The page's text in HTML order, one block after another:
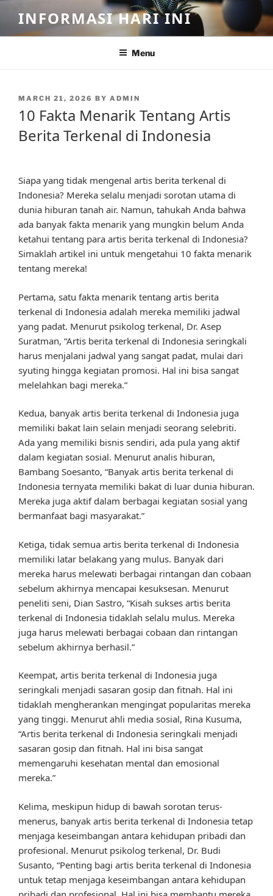
content
INFORMASI HARI INI
Menu
POSTED
MARCH 21, 2026 BY ADMIN
10 Fakta Menarik Tentang Artis
Berita Terkenal di Indonesia
Siapa yang tidak mengenal artis berita terkenal di
Indonesia? Mereka selalu menjadi sorotan utama di
dunia hiburan tanah air. Namun, tahukah Anda bahwa
ada banyak fakta menarik yang mungkin belum Anda
ketahui tentang para artis berita terkenal di Indonesia?
Simaklah artikel ini untuk mengetahui 10 fakta menarik
tentang mereka!
Pertama, satu fakta menarik tentang artis berita
terkenal di Indonesia adalah mereka memiliki jadwal
yang padat. Menurut psikolog terkenal, Dr. Asep
Suratman, “Artis berita terkenal di Indonesia seringkali
harus menjalani jadwal yang sangat padat, mulai dari
syuting hingga kegiatan promosi. Hal ini bisa sangat
melelahkan bagi mereka.”
Kedua, banyak artis berita terkenal di Indonesia juga
memiliki bakat lain selain menjadi seorang selebriti.
Ada yang memiliki bisnis sendiri, ada pula yang aktif
dalam kegiatan sosial. Menurut analis hiburan,
Bambang Soesanto, “Banyak artis berita terkenal di
Indonesia ternyata memiliki bakat di luar dunia hiburan.
Mereka juga aktif dalam berbagai kegiatan sosial yang
bermanfaat bagi masyarakat.”
Ketiga, tidak semua artis berita terkenal di Indonesia
memiliki latar belakang yang mulus. Banyak dari
mereka harus melewati berbagai rintangan dan cobaan
sebelum akhirnya mencapai kesuksesan. Menurut
peneliti seni, Dian Sastro, “Kisah sukses artis berita
terkenal di Indonesia tidaklah selalu mulus. Mereka
juga harus melewati berbagai cobaan dan rintangan
sebelum akhirnya berhasil.”
Keempat, artis berita terkenal di Indonesia juga
seringkali menjadi sasaran gosip dan fitnah. Hal ini
tidaklah mengherankan mengingat popularitas mereka
yang tinggi. Menurut ahli media sosial, Rina Kusuma,
“Artis berita terkenal di Indonesia seringkali menjadi
sasaran gosip dan fitnah. Hal ini bisa sangat
memengaruhi kesehatan mental dan emosional
mereka.”
Kelima, meskipun hidup di bawah sorotan terus-
menerus, banyak artis berita terkenal di Indonesia tetap
menjaga keseimbangan antara kehidupan pribadi dan
profesional. Menurut psikolog terkenal, Dr. Budi
Susanto, “Penting bagi artis berita terkenal di Indonesia
untuk tetap menjaga keseimbangan antara kehidupan